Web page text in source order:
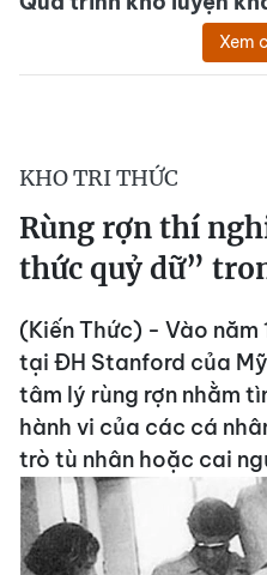
Xem
KHO TRI THỨC
Rùng rợn thí
thức quỷ dữ”
(Kiến Thức) - Vào năm
tại ĐH Stanford của
tâm lý rùng rợn nhằm
hành vi của các cá
trò tù nhân hoặc cai